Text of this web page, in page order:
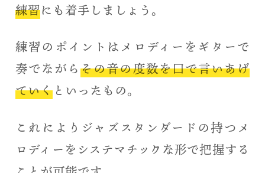
練習にも着手しましょう。
練習のポイントはメロディーをギターで
奏でながらその音の度数を口で言いあげ
ていく といったもの。
これによりジャズスタンダードの持つメ
ロディーをシステマチックな形で把握する